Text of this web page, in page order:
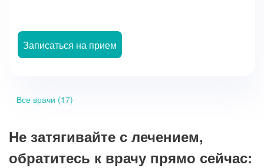
Записаться на прием
Все врачи (17)
Не затягивайте с лечением,
обратитесь к врачу прямо сейчас: